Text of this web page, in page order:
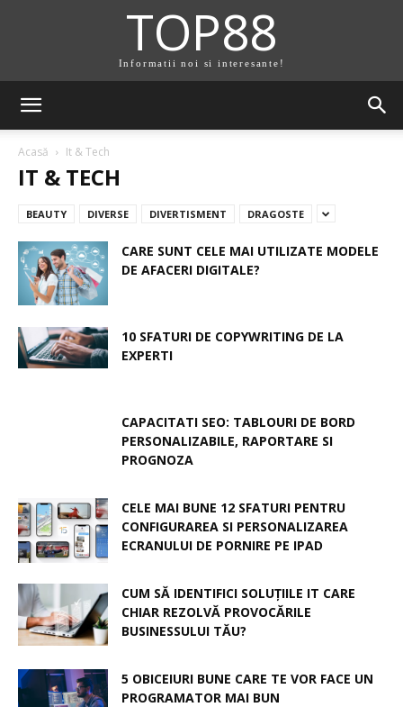
TOP88
Informatii noi si interesante!
Acasă It & Tech
IT & TECH
BEAUTY DIVERSE DIVERTISMENT DRAGOSTE
CARE SUNT CELE MAI UTILIZATE MODELE
DE AFACERI DIGITALE?
10 SFATURI DE COPYWRITING DE LA
EXPERTI
CAPACITATI SEO: TABLOURI DE BORD
PERSONALIZABILE, RAPORTARE SI
PROGNOZA
CELE MAI BUNE 12 SFATURI PENTRU
CONFIGURAREA SI PERSONALIZAREA
ECRANULUI DE PORNIRE PE IPAD
CUM SĂ IDENTIFICI SOLUȚIILE IT CARE
CHIAR REZOLVĂ PROVOCĂRILE
BUSINESSULUI TĂU?
5 OBICEIURI BUNE CARE TE VOR FACE UN
PROGRAMATOR MAI BUN